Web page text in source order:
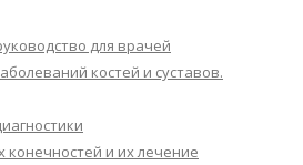
для врачей
костей и суставов.
и их лечение